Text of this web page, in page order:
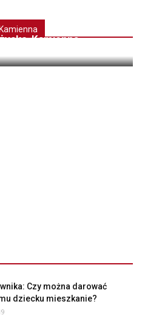
Kamienna
Czy można darować
dziecku mieszkanie?